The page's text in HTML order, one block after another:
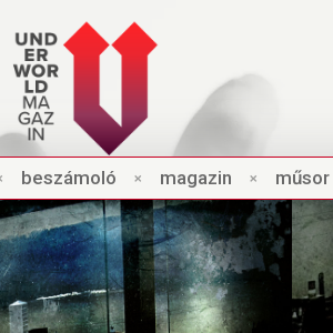
beszámoló × magazin × műsor